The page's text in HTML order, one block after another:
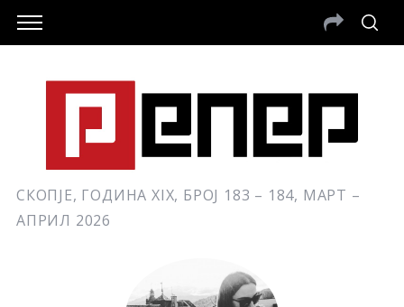
СКОПЈЕ, ГОДИНА XIX, БРОЈ 183 – 184, МАРТ –
АПРИЛ 2026